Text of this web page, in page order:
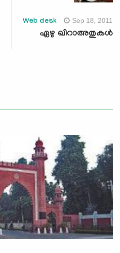
Web desk Sep 18, 2011
ഏഴു ഖിറാഅതുകള്‍